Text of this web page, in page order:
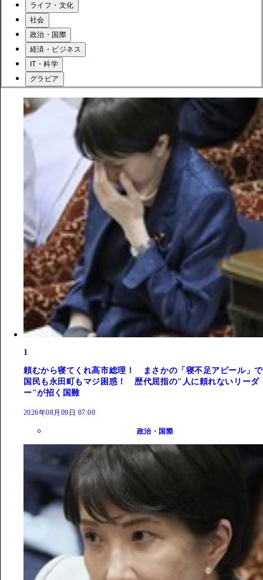
ライフ・文化
社会
政治・国際
経済・ビジネス
IT・科学
グラビア
1
頼むから寝てくれ高市総理！ まさかの「寝不足アピール」で
国民も永田町もマジ困惑！ 歴代屈指の"人に頼れないリーダ
ー"が招く国難
2026年08月09日 07:00
政治・国際